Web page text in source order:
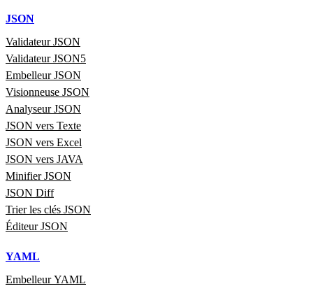
JSON
Validateur JSON
Validateur JSON5
Embelleur JSON
Visionneuse JSON
Analyseur JSON
JSON vers Texte
JSON vers Excel
JSON vers JAVA
Minifier JSON
JSON Diff
Trier les clés JSON
Éditeur JSON
YAML
Embelleur YAML